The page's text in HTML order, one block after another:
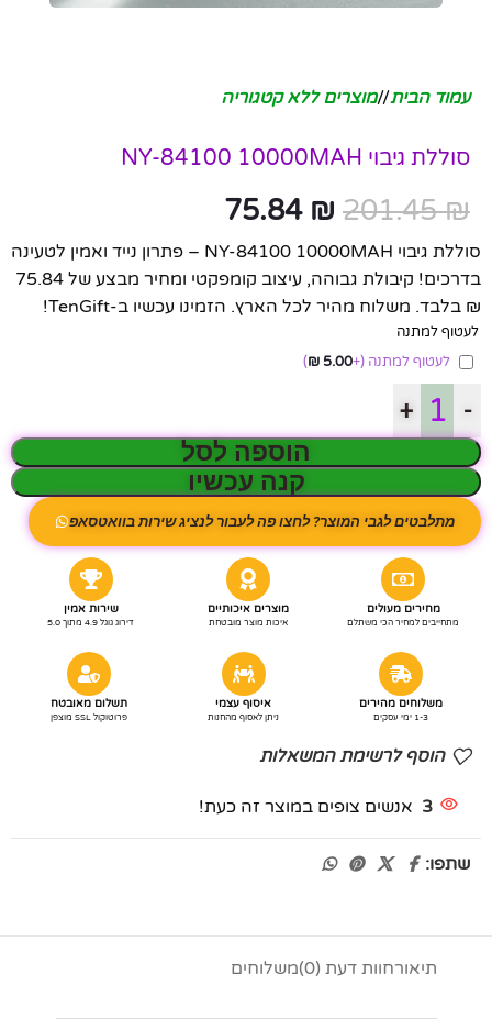
עמוד הבית/ מוצרים ללא קטגוריה
סוללת גיבוי NY-84100 10000MAH
201.45₪
75.84 ₪
סוללת גיבוי NY-84100 10000MAH – פתרון נייד ואמין לטעינה
בדרכים! קיבולת גבוהה, עיצוב קומפקטי ומחיר מבצע של 75.84
₪ בלבד. משלוח מהיר לכל הארץ. הזמינו עכשיו ב-TenGift!
לעטוף למתנה
לעטוף למתנה (+
5.00
₪
)
-
+
הוספה לסל
קנה עכשיו
מתלבטים לגבי המוצר? לחצו פה לעבור לנציג שירות בוואטסאפ
מחירים מעולים
מתחייבים למחיר הכי משתלם
מוצרים איכותיים
איכות מוצר מובטחת
שירות אמין
דירוג גוגל 4.9 מתוך 5.0
משלוחים מהירים
1-3 ימי עסקים
איסוף עצמי
ניתן לאסוף מהחנות
תשלום מאובטח
פרוטוקול SSL מוצפן
הוסף לרשימת המשאלות
3 אנשים צופים במוצר זה כעת!
שתפו:
תיאורחוות דעת (0) משלוחים